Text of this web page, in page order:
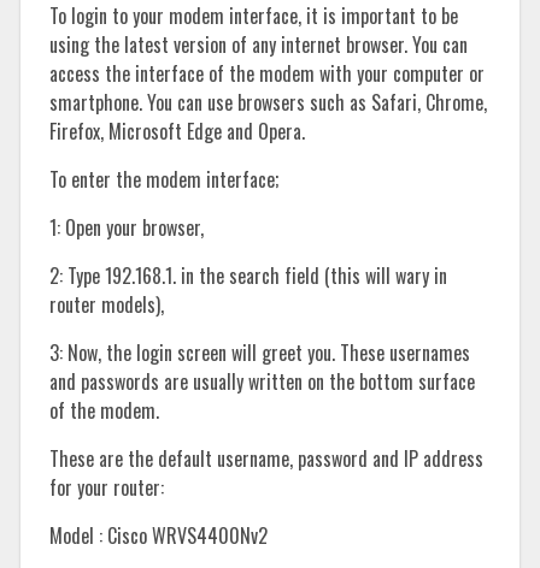
To login to your modem interface, it is important to be
using the latest version of any internet browser. You can
access the interface of the modem with your computer or
smartphone. You can use browsers such as Safari, Chrome,
Firefox, Microsoft Edge and Opera.
To enter the modem interface;
1: Open your browser,
2: Type 192.168.1. in the search field (this will wary in
router models),
3: Now, the login screen will greet you. These usernames
and passwords are usually written on the bottom surface
of the modem.
These are the default username, password and IP address
for your router:
Model : Cisco WRVS4400Nv2